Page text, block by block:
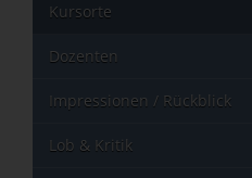
Kursorte
Dozenten
Impressionen / Rückblick
Lob & Kritik